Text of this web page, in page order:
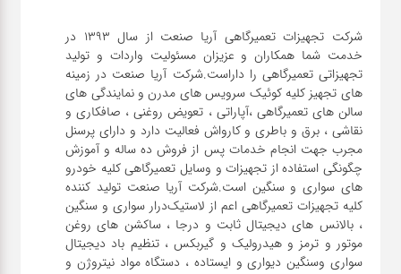
شرکت تجهیزات تعمیرگاهی آریا صنعت از سال ۱۳۹۳ در
خدمت شما همکاران و عزیزان مسئولیت واردات و تولید
تجهیزاتی تعمیرگاهی را داراست.شرکت آریا صنعت در زمینه
های تجهیز کلیه کوئیک سرویس های مدرن و نمایندگی های
سالن های تعمیرگاهی ،آپاراتی ، تعویض روغنی ، صافکاری و
نقاشی ، برق و باطری و کارواش فعالیت دارد و دارای پرسنل
مجرب جهت انجام خدمات پس از فروش ده ساله و آموزش
چگونگی استفاده از تجهیزات و وسایل تعمیرگاهی کلیه خودرو
های سواری و سنگین است.شرکت آریا صنعت تولید کننده
کلیه تجهیزات تعمیرگاهی اعم از لاستیک‌درار سواری و ‌سنگین
، بالانس های دیجیتال ثابت و درجا ، ساکشن های روغن
موتور و ترمز و هیدرولیک و گیربکس ، تنظیم باد دیجیتال
سواری و‌سنگین دیواری و ایستاده ، دستگاه مواد نیتروژن و